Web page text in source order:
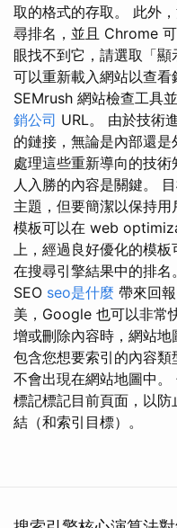
取的格式的存取。 此外
尋排名，並且 Chrome
眼找不到它，請選取「
可以重新載入網站以查
SEMrush 網站檢查工具
銷公司 URL。 由於技術
的鏈接，無論是內部還
處理這些重新導向的技
人入勝的內容是關鍵。
主題，但要簡潔以保持
模板可以在 web
上，經過良好優化的模
在搜尋引擎結果中的排
SEO seo是什麼 帶來回
美，Google 也可以非常
增或刪除內容時，網站
包含您想要索引的內容
不會出現在網站地圖中
標記標記目前頁面，以
結（和索引目標）。